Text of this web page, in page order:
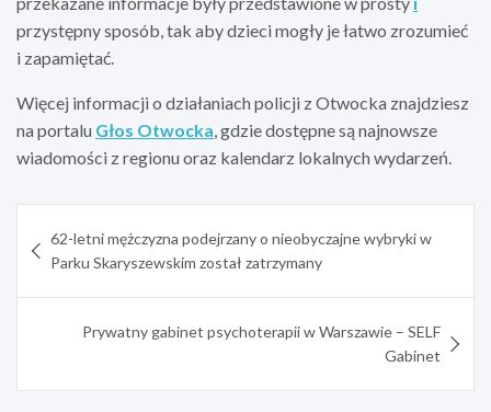
przystępny sposób, tak aby dzieci mogły je łatwo zrozumieć
i zapamiętać.
Więcej informacji o działaniach policji z Otwocka znajdziesz
na portalu Głos Otwocka, gdzie dostępne są najnowsze
wiadomości z regionu oraz kalendarz lokalnych wydarzeń.
wpisu
62-letni mężczyzna podejrzany o nieobyczajne wybryki w
Parku Skaryszewskim został zatrzymany
Prywatny gabinet psychoterapii w Warszawie – SELF
Gabinet